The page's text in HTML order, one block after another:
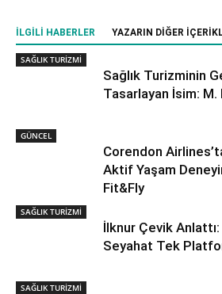
İLGILI HABERLER YAZARIN DIĞER
SAĞLIK TURİZMİ
Sağlık Turizminin
Tasarlayan İsim: M.
GÜNCEL
Corendon
Aktif Yaşam
Fit&Fly
SAĞLIK TURİZMİ
İlknur Çevik
Seyahat Tek
SAĞLIK TURİZMİ